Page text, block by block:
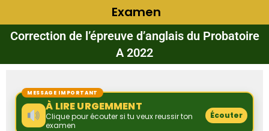
Examen
Correction de l’épreuve d’anglais du Probatoire
A 2022
MESSAGE IMPORTANT
À LIRE URGEMMENT
Clique pour écouter si tu veux reussir ton
examen
Écouter